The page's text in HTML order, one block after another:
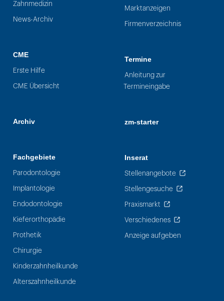
Zahnmedizin
News-Archiv
CME
Erste Hilfe
CME Übersicht
Archiv
Fachgebiete
Parodontologie
Implantologie
Endodontologie
Kieferorthopädie
Prothetik
Chirurgie
Kinderzahnheilkunde
Alterszahnheilkunde
Marktanzeigen
Firmenverzeichnis
Termine
Anleitung zur
Termineingabe
zm-starter
Inserat
Stellenangebote
Stellengesuche
Praxismarkt
Verschiedenes
Anzeige aufgeben